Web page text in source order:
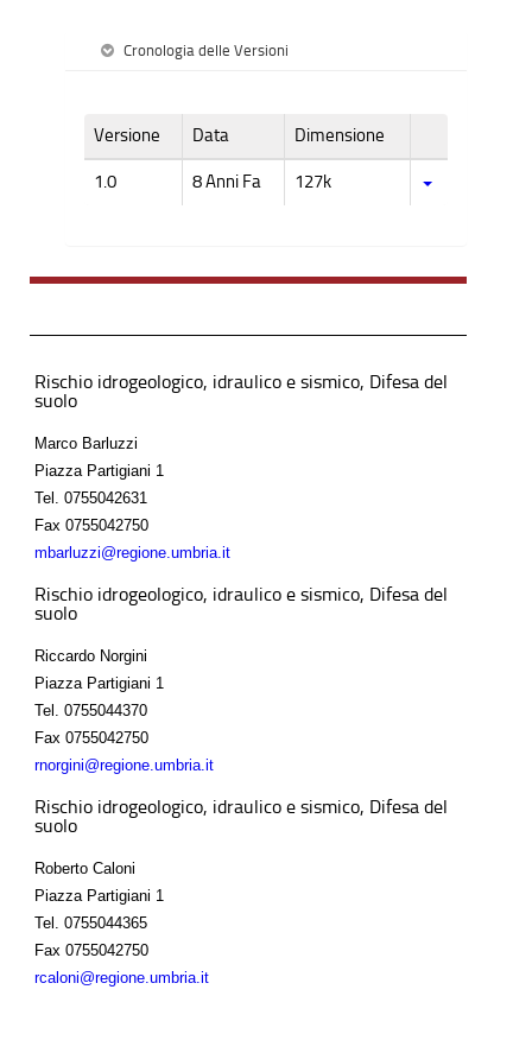
Cronologia delle Versioni
Versione Data Dimensione
1.0 8 Anni Fa 127k
Rischio idrogeologico, idraulico e sismico, Difesa del
suolo
Marco Barluzzi
Piazza Partigiani 1
Tel.
0755042631
Fax 0755042750
mbarluzzi@regione.umbria.it
Rischio idrogeologico, idraulico e sismico, Difesa del
suolo
Riccardo Norgini
Piazza Partigiani 1
Tel.
0755044370
Fax 0755042750
rnorgini@regione.umbria.it
Rischio idrogeologico, idraulico e sismico, Difesa del
suolo
Roberto Caloni
Piazza Partigiani 1
Tel.
0755044365
Fax 0755042750
rcaloni@regione.umbria.it